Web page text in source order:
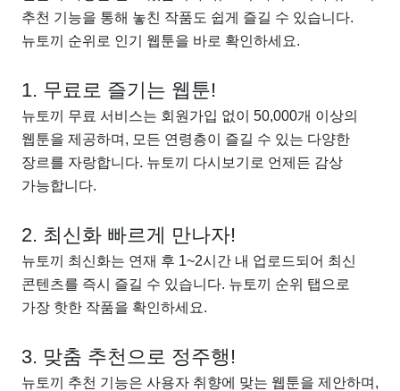
추천 기능을 통해 놓친 작품도 쉽게 즐길 수 있습니다.
뉴토끼 순위로 인기 웹툰을 바로 확인하세요.
1. 무료로 즐기는 웹툰!
뉴토끼 무료 서비스는 회원가입 없이 50,000개 이상의
웹툰을 제공하며, 모든 연령층이 즐길 수 있는 다양한
장르를 자랑합니다. 뉴토끼 다시보기로 언제든 감상
가능합니다.
2. 최신화 빠르게 만나자!
뉴토끼 최신화는 연재 후 1~2시간 내 업로드되어 최신
콘텐츠를 즉시 즐길 수 있습니다. 뉴토끼 순위 탭으로
가장 핫한 작품을 확인하세요.
3. 맞춤 추천으로 정주행!
뉴토끼 추천 기능은 사용자 취향에 맞는 웹툰을 제안하며,